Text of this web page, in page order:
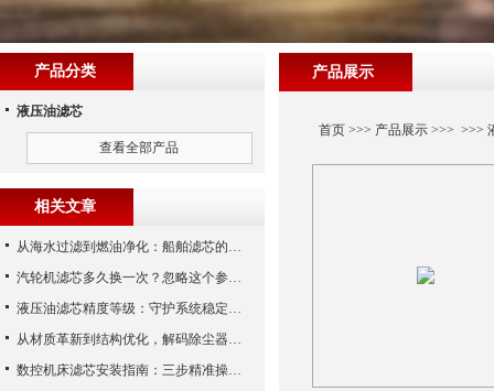
产品展示
首页>>> 产品展示>>> >>>
产品分类
液压油滤芯
查看全部产品
相关文章
从海水过滤到燃油净化：船舶滤芯的多场景应用解析
汽轮机滤芯多久换一次？忽略这个参数，机组非停损失可能上百万！
液压油滤芯精度等级：守护系统稳定与寿命的“微米标尺”
从材质革新到结构优化，解码除尘器滤芯性能跃升的核心逻辑
数控机床滤芯安装指南：三步精准操作，杜绝设备“亚健康”